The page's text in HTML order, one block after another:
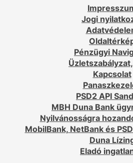
Jogi
Pénzügyi
Kapcsolat
PSD2 API
MBH Duna Bank
Nyilvánosságra
MobilBank, NetBank és
Duna
Eladó